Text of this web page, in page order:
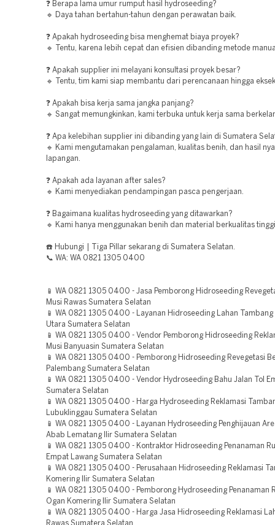
❓ Berapa lama umur rumput hasil hydroseeding?
🔹 Daya tahan bertahun-tahun dengan perawatan baik.
❓ Apakah hydroseeding bisa menghemat biaya proyek?
🔹 Tentu, karena lebih cepat dan efisien dibanding metode
❓ Apakah supplier ini melayani konsultasi proyek besar?
🔹 Tentu, tim kami siap membantu dari perencanaan hingga
❓ Apakah bisa kerja sama jangka panjang?
🔹 Sangat memungkinkan, kami terbuka untuk kerja sama
❓ Apa kelebihan supplier ini dibanding yang lain di Sumatera
🔹 Kami mengutamakan pengalaman, kualitas benih, dan hasil
lapangan.
❓ Apakah ada layanan after sales?
🔹 Kami menyediakan pendampingan pasca pengerjaan.
❓ Bagaimana kualitas hydroseeding yang ditawarkan?
🔹 Kami hanya menggunakan benih dan material berkualitas
☎️ Hubungi | Tiga Pillar sekarang di Sumatera Selatan.
📞 WA: WA 0821 1305 0400
📱 WA 0821 1305 0400 - Jasa Pemborong Hidroseeding
Musi Rawas Sumatera Selatan
📱 WA 0821 1305 0400 - Layanan Hidroseeding Lahan Tambang
Utara Sumatera Selatan
📱 WA 0821 1305 0400 - Vendor Pemborong Hidroseeding
Musi Banyuasin Sumatera Selatan
📱 WA 0821 1305 0400 - Pemborong Hidroseeding Revegetasi
Palembang Sumatera Selatan
📱 WA 0821 1305 0400 - Vendor Hydroseeding Bahu Jalan Tol
Sumatera Selatan
📱 WA 0821 1305 0400 - Harga Hydroseeding Reklamasi
Lubuklinggau Sumatera Selatan
📱 WA 0821 1305 0400 - Layanan Hydroseeding Penghijauan
Abab Lematang Ilir Sumatera Selatan
📱 WA 0821 1305 0400 - Kontraktor Hidroseeding Penanaman
Empat Lawang Sumatera Selatan
📱 WA 0821 1305 0400 - Perusahaan Hidroseeding Reklamasi
Komering Ilir Sumatera Selatan
📱 WA 0821 1305 0400 - Pemborong Hydroseeding Penanaman
Ogan Komering Ilir Sumatera Selatan
📱 WA 0821 1305 0400 - Harga Jasa Hidroseeding Reklamasi
Rawas Sumatera Selatan